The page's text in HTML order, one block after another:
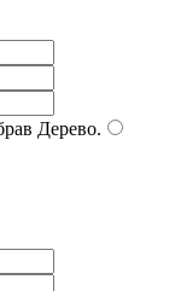
Дерево.